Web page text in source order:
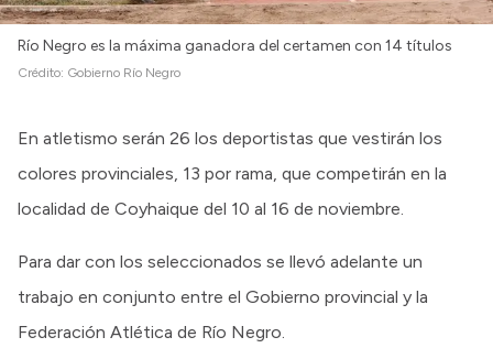
Río Negro es la máxima ganadora del certamen con 14 títulos
Crédito: Gobierno Río Negro
En atletismo serán 26 los deportistas que vestirán los
colores provinciales, 13 por rama, que competirán en la
localidad de Coyhaique del 10 al 16 de noviembre.
Para dar con los seleccionados se llevó adelante un
trabajo en conjunto entre el Gobierno provincial y la
Federación Atlética de Río Negro.